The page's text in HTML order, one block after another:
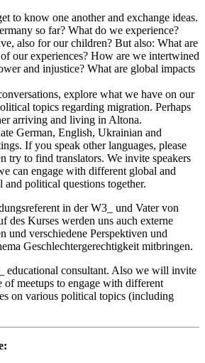
to know one another and exchange ideas.
so far? What do we experience?
also for our children? But also: What are
our experiences? How are we intertwined
and injustice? What are global impacts
explore what we have on our
topics regarding migration. Perhaps
arriving and living in Altona.
German, English, Ukrainian and
If you speak other languages, please
try to find translators. We invite speakers
can engage with different global and
and political questions together.
in der W3_ und Vater von
des Kurses werden uns auch externe
und verschiedene Perspektiven und
Geschlechtergerechtigkeit mitbringen.
educational consultant. Also we will invite
of meetups to engage with different
on various political topics (including